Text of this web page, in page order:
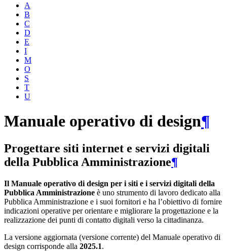
A
B
C
D
E
I
M
O
S
T
U
Manuale operativo di design¶
Progettare siti internet e servizi digitali
della Pubblica Amministrazione¶
Il Manuale operativo di design per i siti e i servizi digitali della
Pubblica Amministrazione è uno strumento di lavoro dedicato alla
Pubblica Amministrazione e i suoi fornitori e ha l’obiettivo di fornire
indicazioni operative per orientare e migliorare la progettazione e la
realizzazione dei punti di contatto digitali verso la cittadinanza.
La versione aggiornata (versione corrente) del Manuale operativo di
design corrisponde alla 2025.1.